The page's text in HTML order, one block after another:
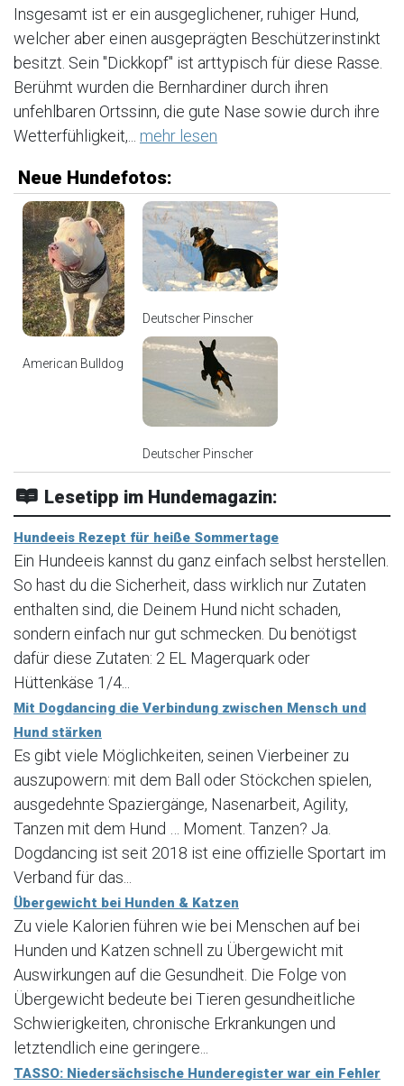
Insgesamt ist er ein ausgeglichener, ruhiger Hund,
welcher aber einen ausgeprägten Beschützerinstinkt
besitzt. Sein "Dickkopf" ist arttypisch für diese Rasse.
Berühmt wurden die Bernhardiner durch ihren
unfehlbaren Ortssinn, die gute Nase sowie durch ihre
Wetterfühligkeit,... mehr lesen
Neue Hundefotos:
American Bulldog
Deutscher Pinscher
Deutscher Pinscher
Lesetipp im Hundemagazin:
Hundeeis Rezept für heiße Sommertage
Ein Hundeeis kannst du ganz einfach selbst herstellen.
So hast du die Sicherheit, dass wirklich nur Zutaten
enthalten sind, die Deinem Hund nicht schaden,
sondern einfach nur gut schmecken. Du benötigst
dafür diese Zutaten: 2 EL Magerquark oder
Hüttenkäse 1/4...
Mit Dogdancing die Verbindung zwischen Mensch und
Hund stärken
Es gibt viele Möglichkeiten, seinen Vierbeiner zu
auszupowern: mit dem Ball oder Stöckchen spielen,
ausgedehnte Spaziergänge, Nasenarbeit, Agility,
Tanzen mit dem Hund … Moment. Tanzen? Ja.
Dogdancing ist seit 2018 ist eine offizielle Sportart im
Verband für das...
Übergewicht bei Hunden & Katzen
Zu viele Kalorien führen wie bei Menschen auf bei
Hunden und Katzen schnell zu Übergewicht mit
Auswirkungen auf die Gesundheit. Die Folge von
Übergewicht bedeute bei Tieren gesundheitliche
Schwierigkeiten, chronische Erkrankungen und
letztendlich eine geringere...
TASSO: Niedersächsische Hunderegister war ein Fehler